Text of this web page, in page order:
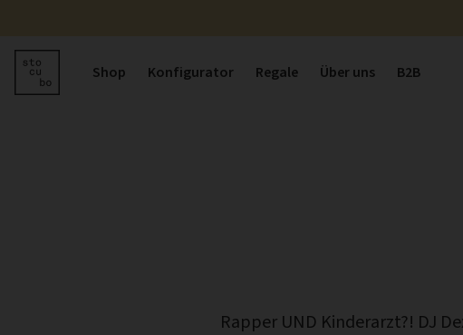
Shop Konfigurator Regale Über uns B2B
Rapper UND Kinderarzt?! DJ